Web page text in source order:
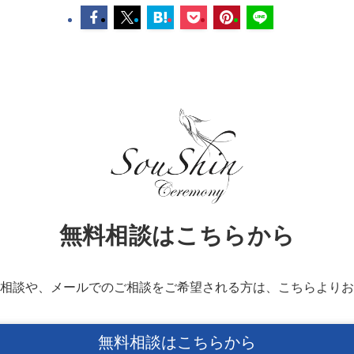
無料相談はこちらから
談や、メールでのご相談をご希望される方は、こちらより
無料相談はこちらから